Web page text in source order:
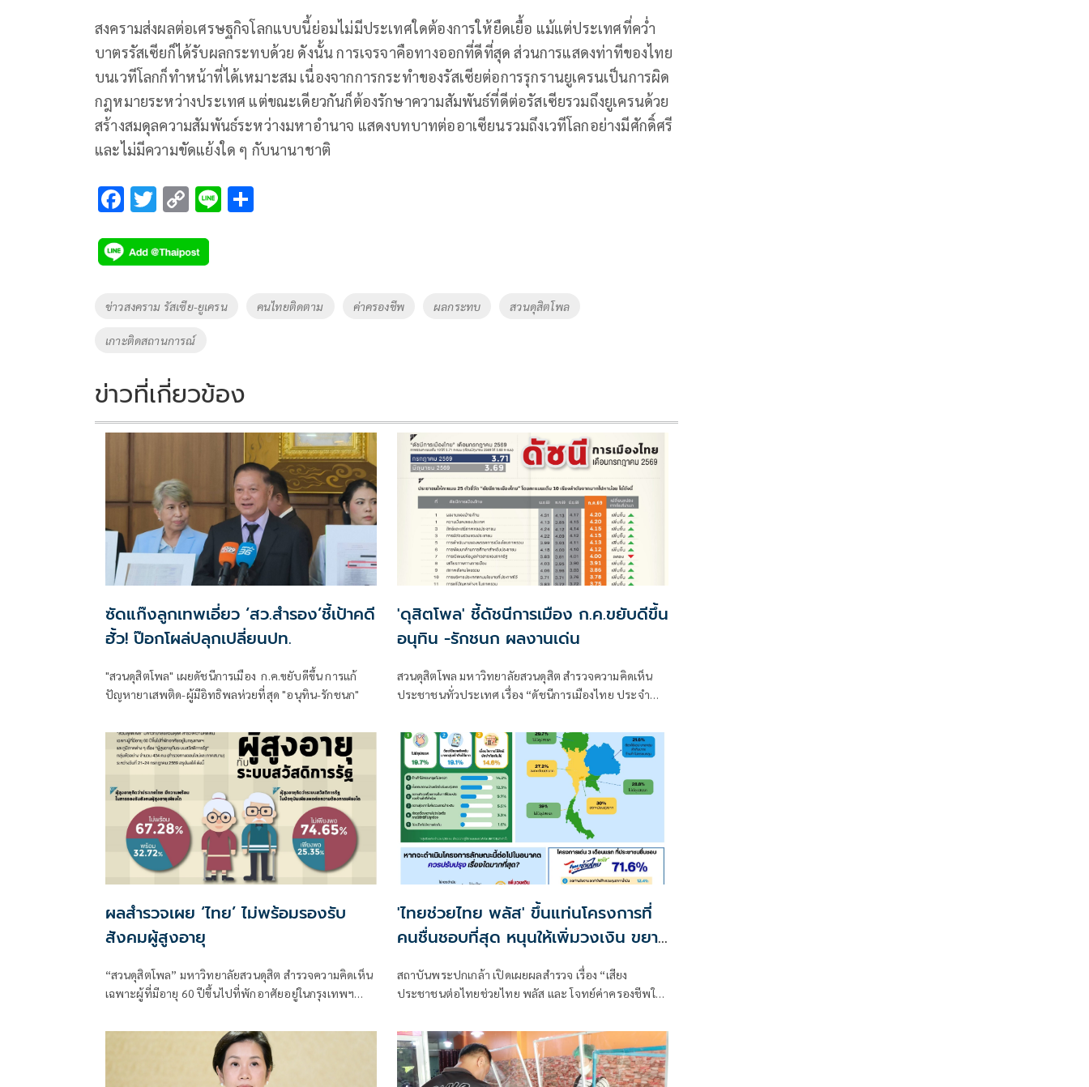
สงครามส่งผลต่อเศรษฐกิจโลกแบบนี้ย่อมไม่มีประเทศใดต้องการให้ยืดเยื้อ แม้แต่ประเทศที่คว่ำ
บาตรรัสเซียก็ได้รับผลกระทบด้วย ดังนั้น การเจรจาคือทางออกที่ดีที่สุด ส่วนการแสดงท่าทีของไทย
บนเวทีโลกก็ทำหน้าที่ได้เหมาะสม เนื่องจากการกระทำของรัสเซียต่อการรุกรานยูเครนเป็นการผิด
กฎหมายระหว่างประเทศ แต่ขณะเดียวกันก็ต้องรักษาความสัมพันธ์ที่ดีต่อรัสเซียรวมถึงยูเครนด้วย
สร้างสมดุลความสัมพันธ์ระหว่างมหาอำนาจ แสดงบทบาทต่ออาเซียนรวมถึงเวทีโลกอย่างมีศักดิ์ศรี
และไม่มีความขัดแย้งใด ๆ กับนานาชาติ
F
e
b
o
o
k
T
tt
er
C
p
y
Li
n
k
Li
Tags
ข่าวสงคราม รัสเซีย-ยูเครน คนไทยติดตาม ค่าครองชีพ ผลกระทบ สวนดุสิตโพล
เกาะติดสถานการณ์
ข่าวที่เกี่ยวข้อง
ซัดแก๊งลูกเทพเอี่ยว ‘สว.สำรอง’ชี้เป้าคดี
ฮั้ว! ป๊อกโผล่ปลุกเปลี่ยนปท.
"สวนดุสิตโพล" เผยดัชนีการเมือง ก.ค.ขยับดีขึ้น การแก้
ปัญหายาเสพติด-ผู้มีอิทธิพลห่วยที่สุด "อนุทิน-รักชนก"
'ดุสิตโพล' ชี้ดัชนีการเมือง ก.ค.ขยับดีขึ้น
อนุทิน -รักชนก ผลงานเด่น
สวนดุสิตโพล มหาวิทยาลัยสวนดุสิต สำรวจความคิดเห็น
ประชาชนทั่วประเทศ เรื่อง “ดัชนีการเมืองไทย ประจำ
ผลสำรวจเผย ‘ไทย’ ไม่พร้อมรองรับ
สังคมผู้สูงอายุ
“สวนดุสิตโพล” มหาวิทยาลัยสวนดุสิต สำรวจความคิดเห็น
เฉพาะผู้ที่มีอายุ 60 ปีขึ้นไปที่พักอาศัยอยู่ในกรุงเทพฯ
'ไทยช่วยไทย พลัส' ขึ้นแท่นโครงการที่
คนชื่นชอบที่สุด หนุนให้เพิ่มวงเงิน ขยาย
สถาบันพระปกเกล้า เปิดเผยผลสำรวจ เรื่อง “เสียง
ประชาชนต่อไทยช่วยไทย พลัส และ โจทย์ค่าครองชีพใน
ประโยชน์” มีมาตรฐานวิชาการ ไม่มุ่งเน้นให้เกิดการชี้นำ
การเมือง แต่จัดทำเพื่อ “ฟัง” การเมืองจากเสียงของ
ประชาชน